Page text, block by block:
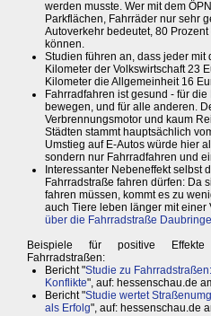
werden musste. Wer mit dem
Parkflächen, Fahrräder nur sehr
Autoverkehr bedeutet, 80
können.
Studien führen an, dass jeder mit
Kilometer der Volkswirtschaft 23
Kilometer die Allgemeinheit 16
Fahrradfahren ist gesund - für
bewegen, und für alle anderen.
Verbrennungsmotor und kaum
Städten stammt hauptsächlich
Umstieg auf E-Autos würde hier
sondern nur Fahrradfahren und
Interessanter Nebeneffekt selbst
Fahrradstraße fahren dürfen: Da
fahren müssen, kommt es zu
auch Tiere leben länger mit einer
über die Fahrradstraße
Beispiele für positive Effekte
Fahrradstraßen:
Bericht "Studie zu
Konflikte", auf: hessenschau.de
Bericht "Studie wertet
als Erfolg", auf: hessenschau.de